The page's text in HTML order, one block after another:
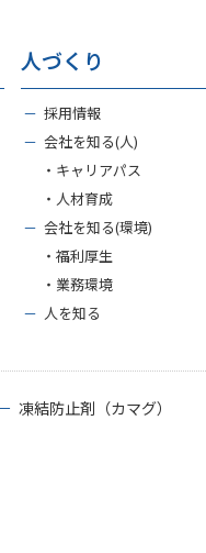
人づくり
－採用情報
－会社を知る(人)
・キャリアパス
・人材育成
－会社を知る(環境)
・福利厚生
・業務環境
－ 人を知る
－ 凍結防止剤（カマグ）